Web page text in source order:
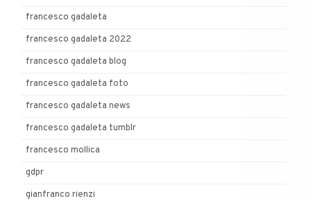
francesco gadaleta
francesco gadaleta 2022
francesco gadaleta blog
francesco gadaleta foto
francesco gadaleta news
francesco gadaleta tumblr
francesco mollica
gdpr
gianfranco rienzi